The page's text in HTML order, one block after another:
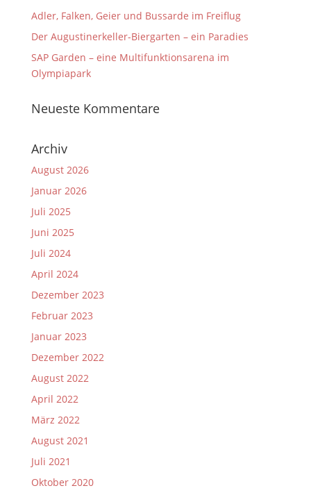
Adler, Falken, Geier und Bussarde im Freiflug
Der Augustinerkeller-Biergarten – ein Paradies
SAP Garden – eine Multifunktionsarena im
Olympiapark
Neueste Kommentare
Archiv
August 2026
Januar 2026
Juli 2025
Juni 2025
Juli 2024
April 2024
Dezember 2023
Februar 2023
Januar 2023
Dezember 2022
August 2022
April 2022
März 2022
August 2021
Juli 2021
Oktober 2020